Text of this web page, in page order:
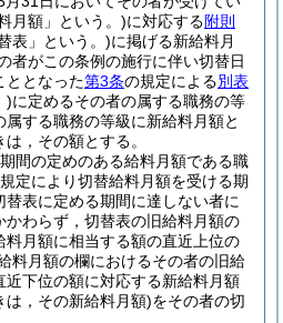
月額」という。)に対応する附則
表」という。)に掲げる新給料月
者がこの条例の施行に伴い切替日
ととなった第3条の規定による別表
)に定めるその者の属する職務の等
する職務の等級に新給料月額と
，その額とする。
間の定めのある給料月額である職
定により切替給料月額を受ける期
表に定める期間に達しない者に
かわらず，切替表の旧給料月額の
月額に相当する額の直近上位の
料月額の欄におけるその者の旧給
下位の額に対応する新給料月額
は，その新給料月額)をその者の切